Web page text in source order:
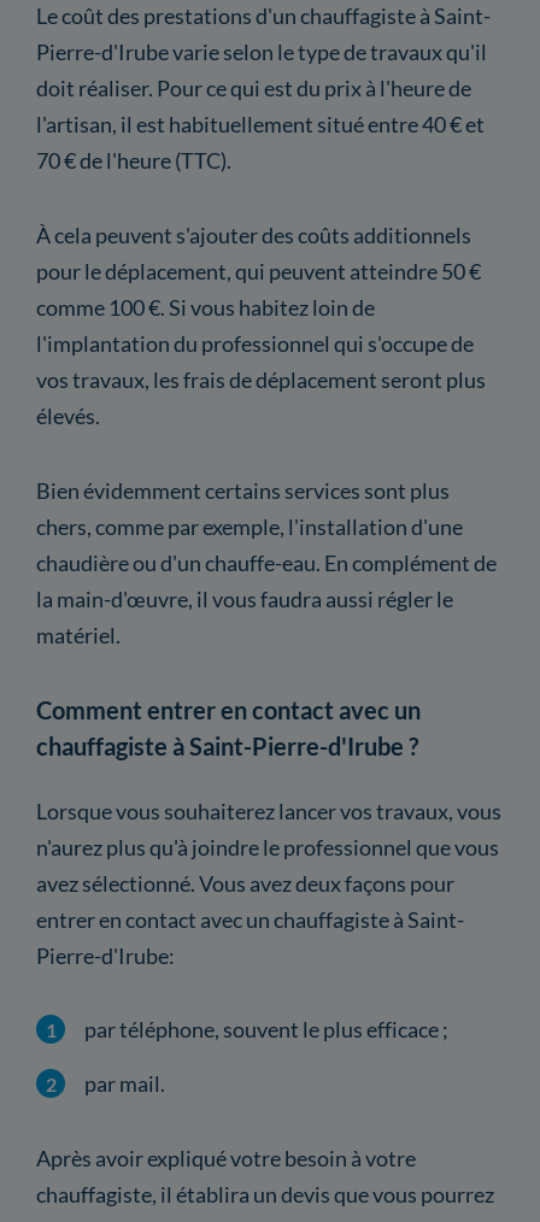
Le coût des prestations d'un chauffagiste à Saint-
Pierre-d'Irube varie selon le type de travaux qu'il
doit réaliser. Pour ce qui est du prix à l'heure de
l'artisan, il est habituellement situé entre 40 € et
70 € de l'heure (TTC).
À cela peuvent s'ajouter des coûts additionnels
pour le déplacement, qui peuvent atteindre 50 €
comme 100 €. Si vous habitez loin de
l'implantation du professionnel qui s'occupe de
vos travaux, les frais de déplacement seront plus
élevés.
Bien évidemment certains services sont plus
chers, comme par exemple, l'installation d'une
chaudière ou d'un chauffe-eau. En complément de
la main-d'œuvre, il vous faudra aussi régler le
matériel.
Comment entrer en contact avec un
chauffagiste à Saint-Pierre-d'Irube ?
Lorsque vous souhaiterez lancer vos travaux, vous
n'aurez plus qu'à joindre le professionnel que vous
avez sélectionné. Vous avez deux façons pour
entrer en contact avec un chauffagiste à Saint-
Pierre-d'Irube:
par téléphone, souvent le plus efficace ;
par mail.
Après avoir expliqué votre besoin à votre
chauffagiste, il établira un devis que vous pourrez